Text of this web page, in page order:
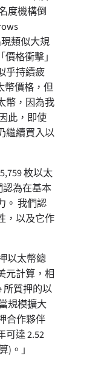
度機構倒
類似大規
格衝擊」
乎持續疲
幣價格，但
幣，因為我
此，即使
繼續買入以
枚以太
認為在基本
。 我們認
，以及它作
以太幣總
元計算，相
所質押的以
規模擴大
合作夥伴
可達 2.52
)。」